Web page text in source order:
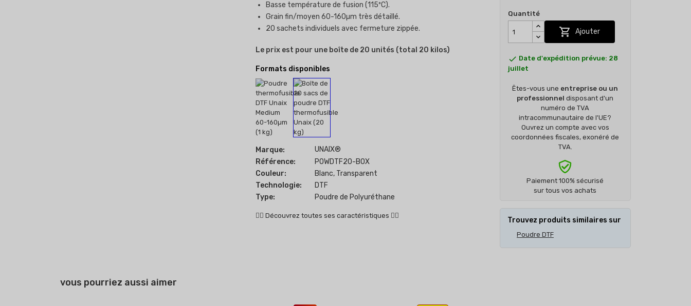
Basse température de fusion (115ºC).
Grain fin/moyen 60-160µm très détaillé.
20 sachets individuels avec fermeture zippée.
Le prix est pour une boîte de 20 unités (total 20 kilos)
Formats disponibles
Marque:
UNAIX®
Référence:
POWDTF20-BOX
Couleur:
Blanc, Transparent
Technologie:
DTF
Type:
Poudre de Polyuréthane
👇🏻 Découvrez toutes ses caractéristiques 👇🏻
Quantité
 Ajouter
 Date d'expédition prévue: 28
juillet
Êtes-vous une entreprise ou un
professionnel disposant d'un
numéro de TVA
intracommunautaire de l'UE?
Ouvrez un compte avec vos
coordonnées fiscales, exonéré de
TVA.
Paiement 100% sécurisé
sur tous vos achats
Trouvez produits similaires sur
Poudre DTF
vous pourriez aussi aimer